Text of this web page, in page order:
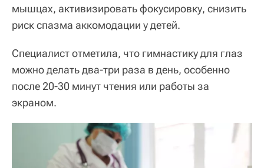
мышцах, активизировать фокусировку, снизить
риск спазма аккомодации у детей.
Специалист отметила, что гимнастику для глаз
можно делать два-три раза в день, особенно
после 20-30 минут чтения или работы за
экраном.